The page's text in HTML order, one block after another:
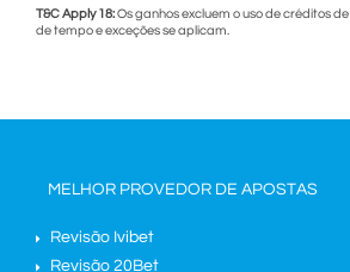
T&C Apply 18:Os ganhos excluem o uso de créditos
de tempo e exceções se aplicam.
MELHOR PROVEDOR DE APOSTAS
Revisão Ivibet
Revisão 20Bet